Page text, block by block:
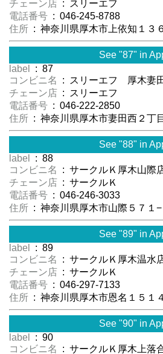
チェーン店 : スリーエフ
電話番号 : 046-245-8788
住所 : 神奈川県厚木市上依知１３
See "87" in
label
: 87
コンビニ名
: スリーエフ 厚木妻
チェーン店 : スリーエフ
電話番号 : 046-222-2850
住所 : 神奈川県厚木市妻田西２丁
See "88" in
label
: 88
コンビニ名
: サークルＫ厚木山際
チェーン店 : サークルＫ
電話番号 : 046-246-3033
住所 : 神奈川県厚木市山際５７１−
See "89" in
label
: 89
コンビニ名
: サークルＫ厚木温水
チェーン店 : サークルＫ
電話番号 : 046-297-7133
住所 : 神奈川県厚木市恩名１５１
See "90" in
label
: 90
コンビニ名
: サークルＫ厚木上落